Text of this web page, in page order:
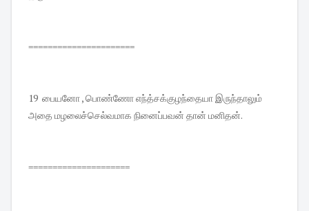
======================
19 பையனோ , பொண்ணோ எந்த்சக்குழந்தையா இருந்தாலும்
அதை மழலைச்செல்வமாக நினைப்பவன் தான் மனிதன்.
=====================